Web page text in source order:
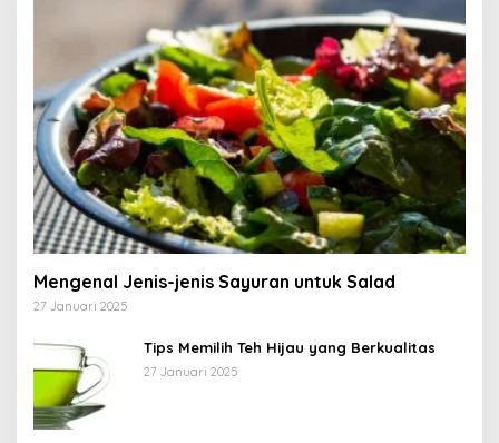
Mengenal Jenis-jenis Sayuran untuk Salad
27 Januari 2025
Tips Memilih Teh Hijau yang Berkualitas
27 Januari 2025